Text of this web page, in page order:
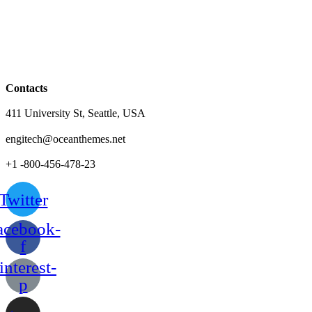
Contacts
411 University St, Seattle, USA
engitech@oceanthemes.net
+1 -800-456-478-23
f
p